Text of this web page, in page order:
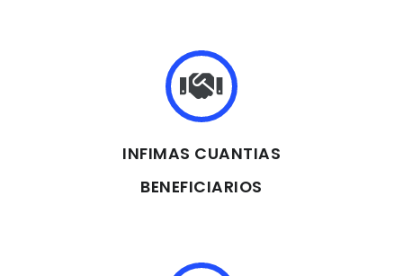
INFIMAS CUANTIAS
BENEFICIARIOS